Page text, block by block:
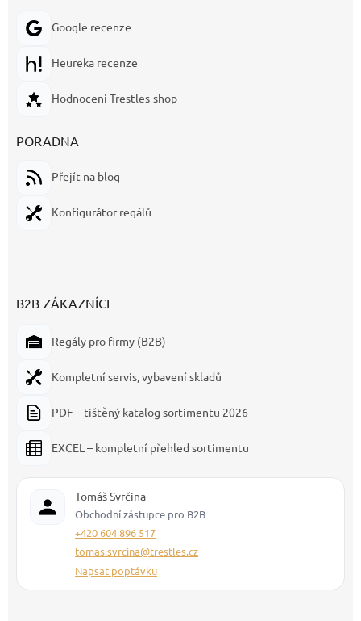
Google recenze
Heureka recenze
Hodnocení Trestles-shop
PORADNA
Přejít na blog
Konfigurátor regálů
B2B ZÁKAZNÍCI
Regály pro firmy (B2B)
Kompletní servis, vybavení skladů
PDF – tištěný katalog sortimentu 2026
EXCEL – kompletní přehled sortimentu
Tomáš Svrčina
Obchodní zástupce pro B2B
+420 604 896 517
tomas.svrcina@trestles.cz
Napsat poptávku